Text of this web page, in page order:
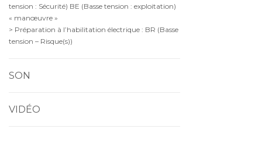
tension : Sécurité) BE (Basse tension : exploitation)
« manœuvre »
> Préparation à l’habilitation électrique : BR (Basse
tension – Risque(s))
SON
VIDÉO